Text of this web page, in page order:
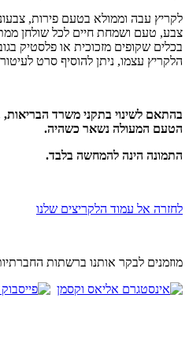
לקריץ עבה וממולא בטעם פירות,
צבע, טעם ושמחת חיים לכל שולחן
בכלים שקופים מזכוכית או פלסטיק
הלקריץ עצמו, ניתן להוסיף סרט
בהתאם לשינוי בתקני משרד
הטעם המעולה נשאר כשהיה.
התמונה הינה להמחשה בלבד.
לחזרה אל עמוד הלקריצים שלנו
מוזמנים לבקר אותנו ברשתות